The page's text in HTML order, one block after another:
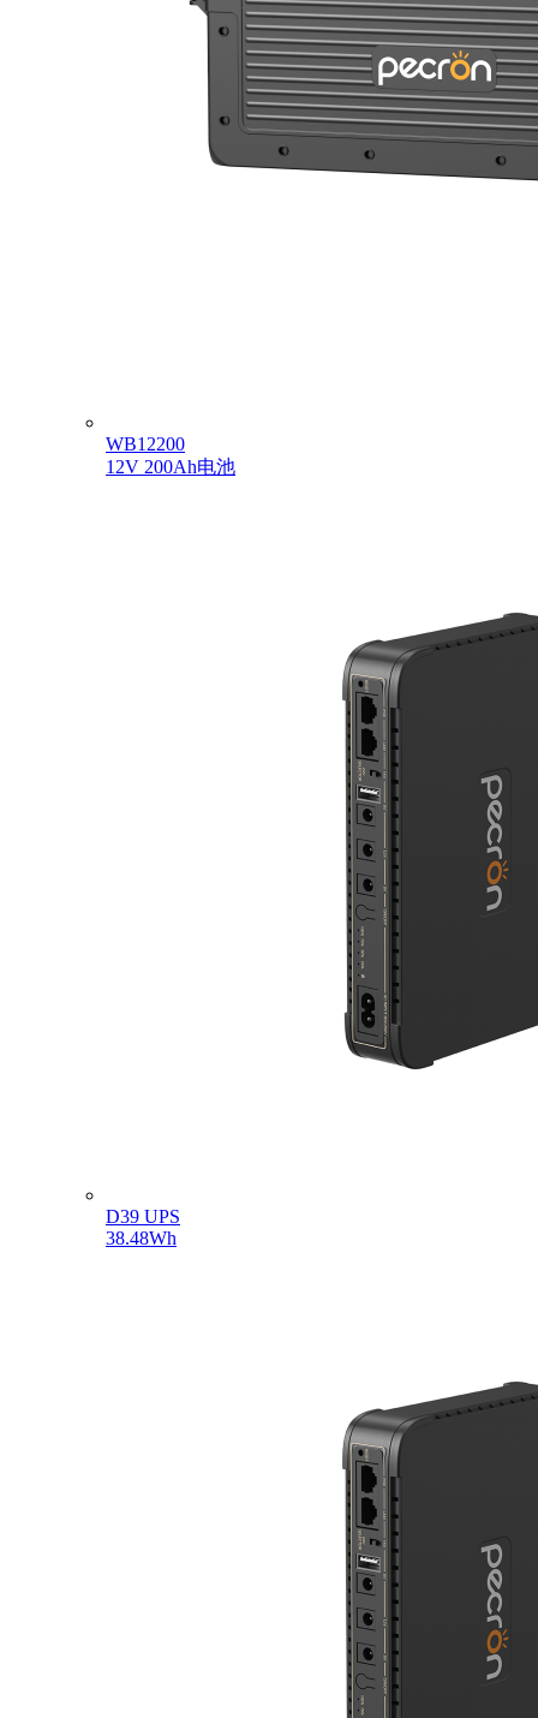
WB12200
12V 200Ah电池
D39 UPS
38.48Wh